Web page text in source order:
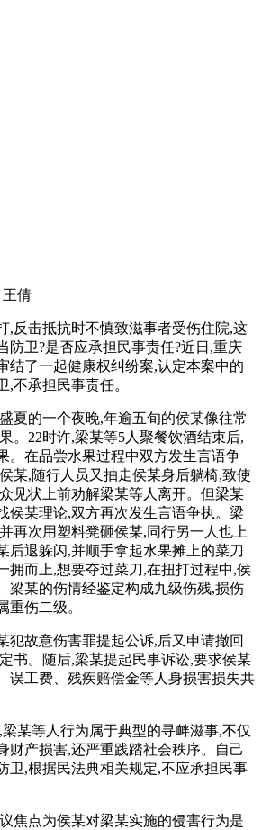
倩
,反击抵抗时不慎致滋事者受伤住院,这
防卫?是否应承担民事责任?近日,重庆
结了一起健康权纠纷案,认定本案中的
,不承担民事责任。
夏的一个夜晚,年逾五旬的侯某像往常
。22时许,梁某等5人聚餐饮酒结束后,
。在品尝水果过程中双方发生言语争
某,随行人员又抽走侯某身后躺椅,致使
见状上前劝解梁某等人离开。但梁某
侯某理论,双方再次发生言语争执。梁
再次用塑料凳砸侯某,同行另一人也上
后退躲闪,并顺手拿起水果摊上的菜刀
拥而上,想要夺过菜刀,在扭打过程中,侯
梁某的伤情经鉴定构成九级伤残,损伤
重伤二级。
犯故意伤害罪提起公诉,后又申请撤回
书。随后,梁某提起民事诉讼,要求侯某
误工费、残疾赔偿金等人身损害损失共
某等人行为属于典型的寻衅滋事,不仅
财产损害,还严重践踏社会秩序。自己
卫,根据民法典相关规定,不应承担民事
焦点为侯某对梁某实施的侵害行为是